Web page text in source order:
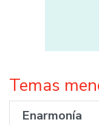
Temas
Enarmonía